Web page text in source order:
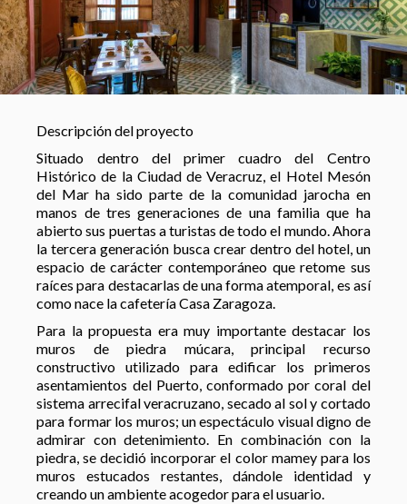
Descripción del proyecto
Situado dentro del primer cuadro del Centro
Histórico de la Ciudad de Veracruz, el Hotel Mesón
del Mar ha sido parte de la comunidad jarocha en
manos de tres generaciones de una familia que ha
abierto sus puertas a turistas de todo el mundo. Ahora
la tercera generación busca crear dentro del hotel, un
espacio de carácter contemporáneo que retome sus
raíces para destacarlas de una forma atemporal, es así
como nace la cafetería Casa Zaragoza.
Para la propuesta era muy importante destacar los
muros de piedra múcara, principal recurso
constructivo utilizado para edificar los primeros
asentamientos del Puerto, conformado por coral del
sistema arrecifal veracruzano, secado al sol y cortado
para formar los muros; un espectáculo visual digno de
admirar con detenimiento. En combinación con la
piedra, se decidió incorporar el color mamey para los
muros estucados restantes, dándole identidad y
creando un ambiente acogedor para el usuario.